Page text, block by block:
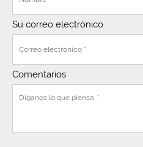
Su correo electrónico
Comentarios